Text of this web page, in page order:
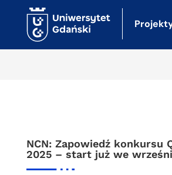
NCN: Zapowiedź konkursu
2025 – start już we